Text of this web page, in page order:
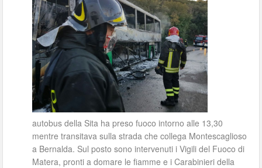
autobus della Sita ha preso fuoco intorno alle 13,30
mentre transitava sulla strada che collega Montescaglioso
a Bernalda. Sul posto sono intervenuti i Vigili del Fuoco di
Matera, pronti a domare le fiamme e i Carabinieri della